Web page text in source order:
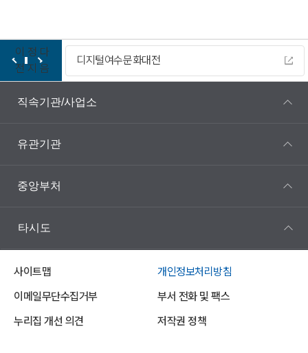
이
전
정
지
다
음
디지털여수문화대전
직속기관/사업소
유관기관
중앙부처
타시도
사이트맵
개인정보처리방침
이메일무단수집거부
부서 전화 및 팩스
누리집 개선 의견
저작권 정책